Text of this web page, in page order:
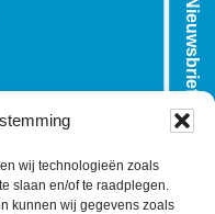
wij technologieën zoals
slaan en/of te raadplegen.
kunnen wij gegevens zoals
C
Nieuwsbrief